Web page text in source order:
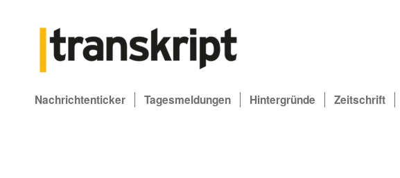
Nachrichtenticker Tagesmeldungen Hintergründe Zeitschrift